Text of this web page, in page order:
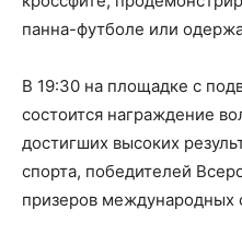
панна-футболе или
В 19:30 на площадке с
состоится награждение
достигших высоких
спорта, победителей
призеров международных